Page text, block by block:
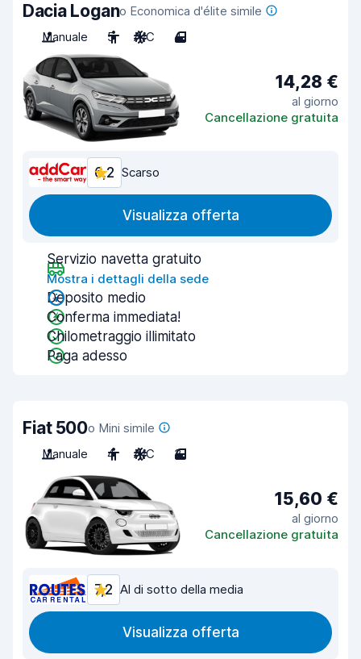
Dacia Logano Economica d'élite simile
Manuale
5 A/C 4
14,28 €
al giorno
Cancellazione gratuita
6,2 Scarso
Visualizza offerta
Servizio navetta gratuito
Mostra i dettagli della sede
Deposito medio
Conferma immediata!
Chilometraggio illimitato
Paga adesso
Fiat 500o Mini simile
Manuale
4 A/C 3
15,60 €
al giorno
Cancellazione gratuita
7,2 Al di sotto della media
Visualizza offerta